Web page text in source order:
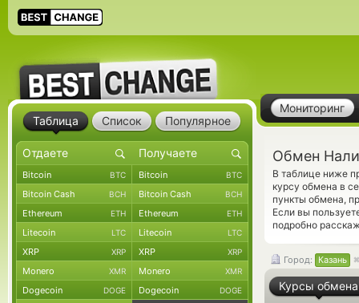
Мониторинг
Обмен
В таблице ниже
курсу обмена в
пункты обмена,
Если вы
подробно
Город: Казань
Курсы обмена
Таблица Список Популярное
Bitcoin BTC Bitcoin BTC
Bitcoin Cash BCH Bitcoin Cash BCH
Ethereum ETH Ethereum ETH
Litecoin LTC Litecoin LTC
XRP XRP XRP XRP
Monero XMR Monero XMR
Dogecoin DOGE Dogecoin DOGE